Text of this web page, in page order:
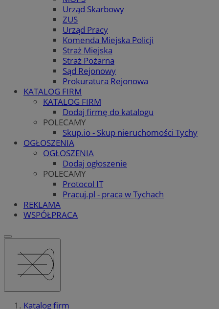
Urząd Skarbowy
ZUS
Urząd Pracy
Komenda Miejska Policji
Straż Miejska
Straż Pożarna
Sąd Rejonowy
Prokuratura Rejonowa
KATALOG FIRM
KATALOG FIRM
Dodaj firmę do katalogu
POLECAMY
Skup.io - Skup nieruchomości Tychy
OGŁOSZENIA
OGŁOSZENIA
Dodaj ogłoszenie
POLECAMY
Protocol IT
Pracuj.pl - praca w Tychach
REKLAMA
WSPÓŁPRACA
Katalog firm